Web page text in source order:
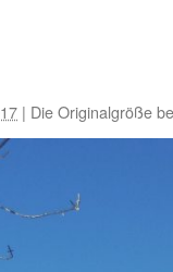
| Die Originalgröße